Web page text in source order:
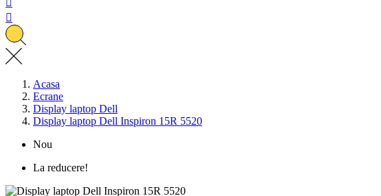

Acasa
Ecrane
Display laptop Dell
Display laptop Dell Inspiron 15R 5520
Nou
La reducere!